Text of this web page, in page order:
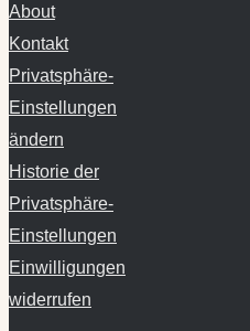
About
Kontakt
Privatsphäre-
Einstellungen
ändern
Historie der
Privatsphäre-
Einstellungen
Einwilligungen
widerrufen